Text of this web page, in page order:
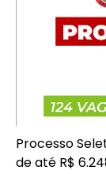
Processo
de até R$